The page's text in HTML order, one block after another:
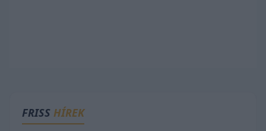
FRISS HÍREK